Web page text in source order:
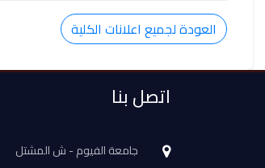
العودة لجميع اعلانات الكلية
اتصل بنا
جامعة الفيوم - ش المشتل